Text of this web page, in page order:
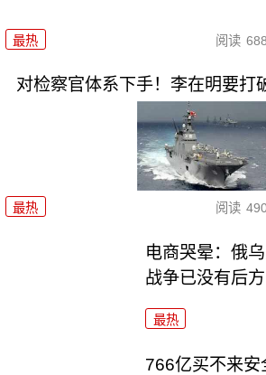
最热 阅读
对检察官体系下手！李在明要打
最热 阅读
电商哭晕：俄
战争已没有后方
最热
766亿买不来